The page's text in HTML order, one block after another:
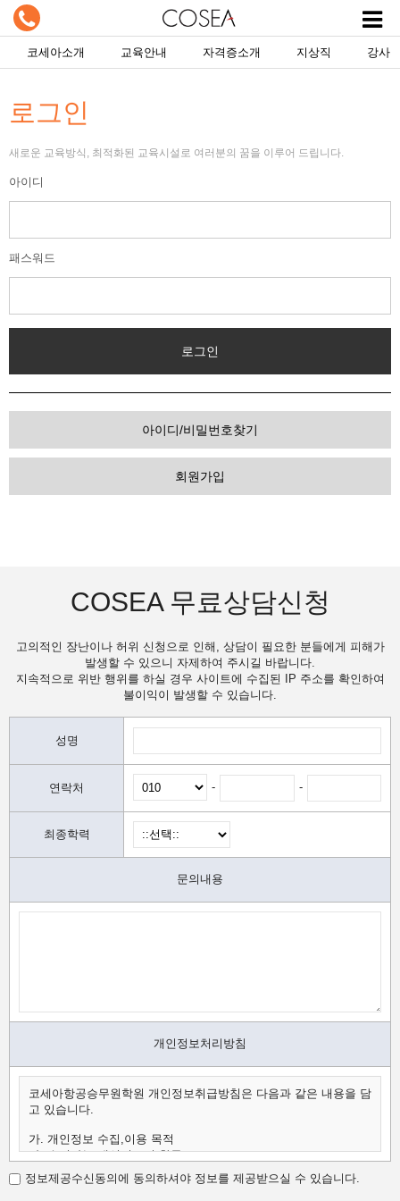
코세아소개 교육안내 자격증소개 지상직 강사
로그인
새로운 교육방식, 최적화된 교육시설로 여러분의 꿈을 이루어 드립니다.
아이디
패스워드
아이디/비밀번호찾기
회원가입
COSEA 무료상담신청
고의적인 장난이나 허위 신청으로 인해, 상담이 필요한 분들에게 피해가
발생할 수 있으니 자제하여 주시길 바랍니다.
지속적으로 위반 행위를 하실 경우 사이트에 수집된 IP 주소를 확인하여
불이익이 발생할 수 있습니다.
성명
연락처 - -
최종학력
문의내용
개인정보처리방침
코세아항공승무원학원 개인정보취급방침은 다음과 같은 내용을 담
고 있습니다.
가. 개인정보 수집,이용 목적
나. 수집하는 개인정보의 항목
다. 개인정보의 보유 및 이용 기간
가.개인정보 수집,이용 목적
정보제공수신동의에 동의하셔야 정보를 제공받으실 수 있습니다.